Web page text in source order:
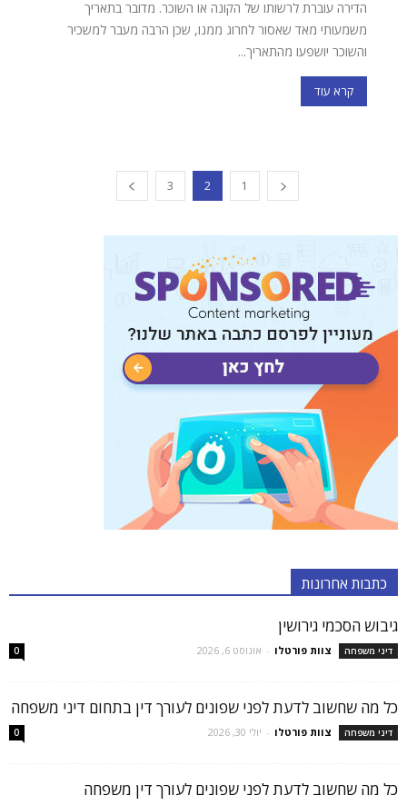
הדירה עוברת לרשותו של הקונה או השוכר. מדובר בתאריך
משמעותי מאד שאסור לחרוג ממנו, שכן הרבה מעבר למשכיר
והשוכר יושפעו מהתאריך...
קרא עוד
1
2
3
כתבות אחרונות
גיבוש הסכמי גירושין
דיני משפחה צוות פורטלו - אוגוסט 6, 2026 0
כל מה שחשוב לדעת לפני שפונים לעורך דין בתחום דיני משפחה
דיני משפחה צוות פורטלו - יולי 30, 2026 0
כל מה שחשוב לדעת לפני שפונים לעורך דין משפחה